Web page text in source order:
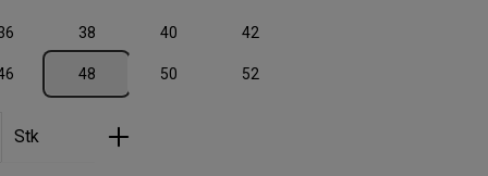
ist zurzeit nicht verfügbar.)
38 40 42
48 50 52
Gib den gewünschten Wert ein
Stk